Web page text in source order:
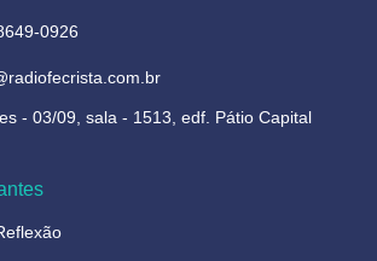
0926
- 03/09, sala - 1513, edf. Pátio Capital